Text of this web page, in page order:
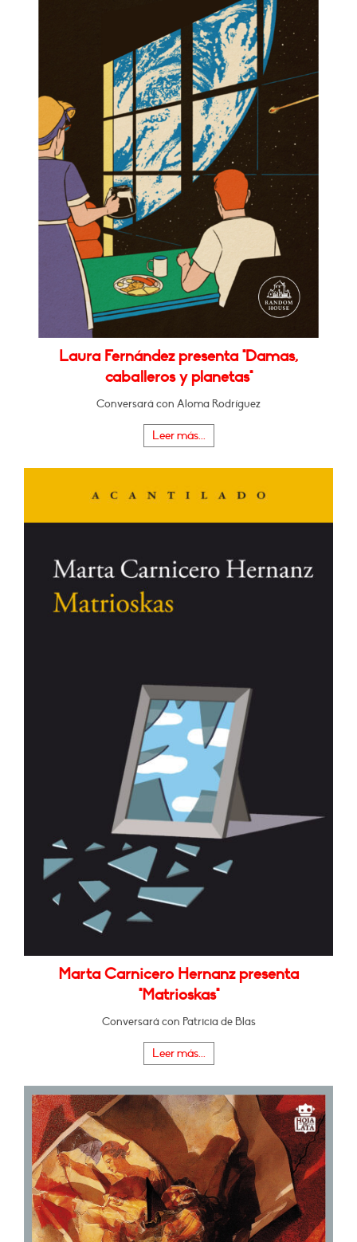
Laura Fernández presenta "Damas,
caballeros y planetas"
Conversará con Aloma Rodríguez
Leer más...
Marta Carnicero Hernanz presenta
"Matrioskas"
Conversará con Patricia de Blas
Leer más...